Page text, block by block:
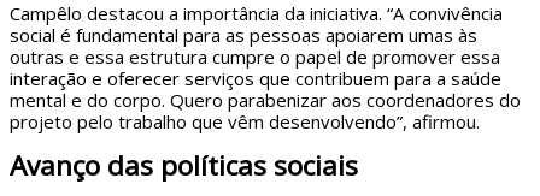
Campêlo destacou a importância da iniciativa. “A convivência
social é fundamental para as pessoas apoiarem umas às
outras e essa estrutura cumpre o papel de promover essa
interação e oferecer serviços que contribuem para a saúde
mental e do corpo. Quero parabenizar aos coordenadores do
projeto pelo trabalho que vêm desenvolvendo”, afirmou.
Avanço das políticas sociais